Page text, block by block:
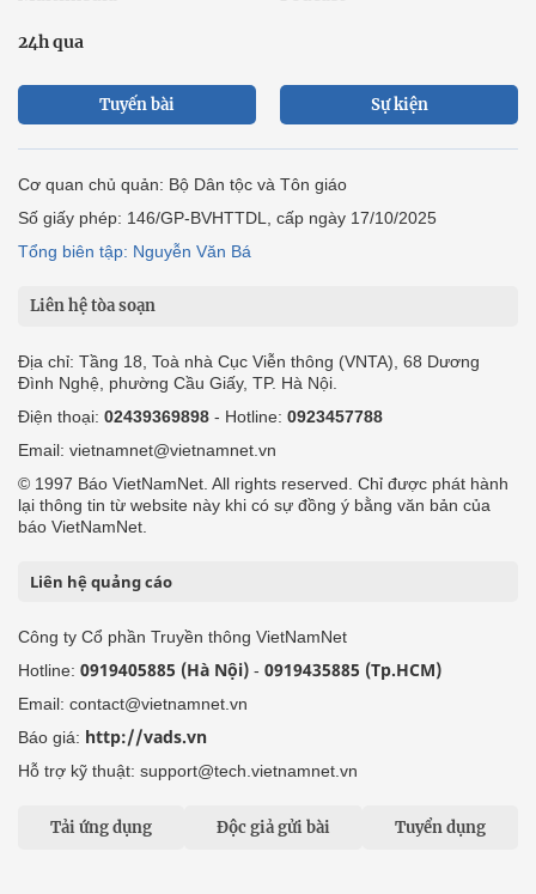
24h qua
Tuyến bài Sự kiện
Cơ quan chủ quản: Bộ Dân tộc và Tôn giáo
Số giấy phép: 146/GP-BVHTTDL, cấp ngày 17/10/2025
Tổng biên tập: Nguyễn Văn Bá
Liên hệ tòa soạn
Địa chỉ: Tầng 18, Toà nhà Cục Viễn thông (VNTA), 68 Dương
Đình Nghệ, phường Cầu Giấy, TP. Hà Nội.
Điện thoại: 02439369898 - Hotline: 0923457788
Email: vietnamnet@vietnamnet.vn
© 1997 Báo VietNamNet. All rights reserved. Chỉ được phát hành
lại thông tin từ website này khi có sự đồng ý bằng văn bản của
báo VietNamNet.
Liên hệ quảng cáo
Công ty Cổ phần Truyền thông VietNamNet
Hotline: 0919405885 (Hà Nội) - 0919435885 (Tp.HCM)
Email: contact@vietnamnet.vn
Báo giá: http://vads.vn
Hỗ trợ kỹ thuật: support@tech.vietnamnet.vn
Tải ứng dụng Độc giả gửi bài Tuyển dụng